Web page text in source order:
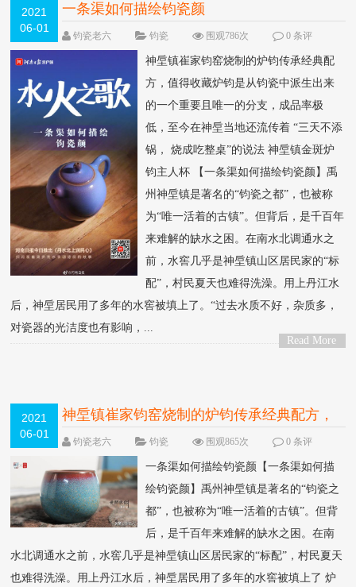
2021
06-01
一条渠如何描绘钧瓷颜
钧瓷老六 钧瓷 围观786次
0 条评
论
神垕镇崔家钧窑烧制的炉钧传承经典配
方，值得收藏炉钧是从钧瓷中派生出来
的一个重要且唯一的分支，成品率极
低，至今在神垕当地还流传着 “三天不添
锅， 烧成吃整桌”的说法 神垕镇金斑炉
钧主人杯 【一条渠如何描绘钧瓷颜】禹
州神垕镇是著名的“钧瓷之都”，也被称
为“唯一活着的古镇”。但背后，是千百年
来难解的缺水之困。在南水北调通水之
前，水窖几乎是神垕镇山区居民家的“标
配”，村民夏天也难得洗澡。用上丹江水
后，神垕居民用了多年的水窖被填上了。“过去水质不好，杂质多，
对瓷器的光洁度也有影响，...
Read More
2021
06-01
神垕镇崔家钧窑烧制的炉钧传承经典配方，
值得收藏
钧瓷老六 钧瓷 围观865次
0 条评
一条渠如何描绘钧瓷颜【一条渠如何描
绘钧瓷颜】禹州神垕镇是著名的“钧瓷之
都”，也被称为“唯一活着的古镇”。但背
后，是千百年来难解的缺水之困。在南
水北调通水之前，水窖几乎是神垕镇山区居民家的“标配”，村民夏天
也难得洗澡。用上丹江水后，神垕居民用了多年的水窖被填上了 炉